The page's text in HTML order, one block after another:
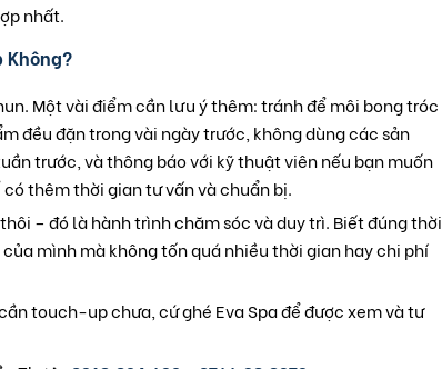
nhất.
Không?
Một vài điểm cần lưu ý thêm: tránh để môi bong tróc
đều đặn trong vài ngày trước, không dùng các sản
trước, và thông báo với kỹ thuật viên nếu bạn muốn
thêm thời gian tư vấn và chuẩn bị.
– đó là hành trình chăm sóc và duy trì. Biết đúng thời
mình mà không tốn quá nhiều thời gian hay chi phí
touch-up chưa, cứ ghé Eva Spa để được xem và tư